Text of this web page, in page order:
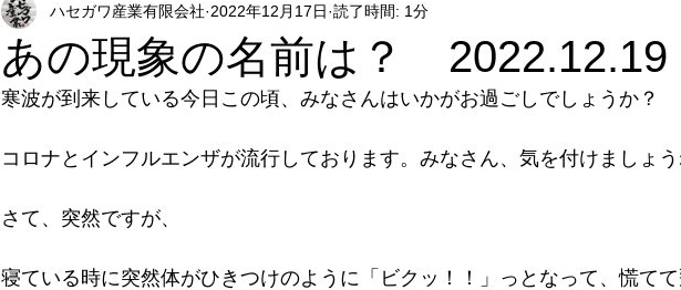
あの現象の名前は？ 2022.12.19
ハセガワ産業有限会社 2022年12月17日 読了時間: 1分
寒波が到来している今日この頃、みなさんはいかがお過ごしでしょうか？
コロナとインフルエンザが流行しております。みなさん、気を付けましょ
さて、突然ですが、
寝ている時に突然体がひきつけのように「ビクッ！！」っとなって、慌て